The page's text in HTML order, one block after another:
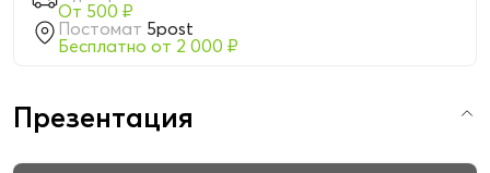
От 500 ₽
Постомат 5post
Бесплатно от 2 000 ₽
Презентация